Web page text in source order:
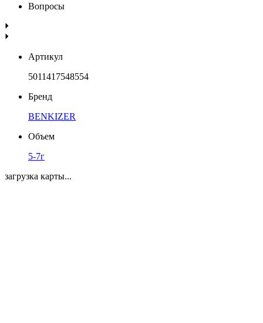
Вопросы
Артикул
5011417548554
Бренд
BENKIZER
Объем
5-7г
загрузка карты...